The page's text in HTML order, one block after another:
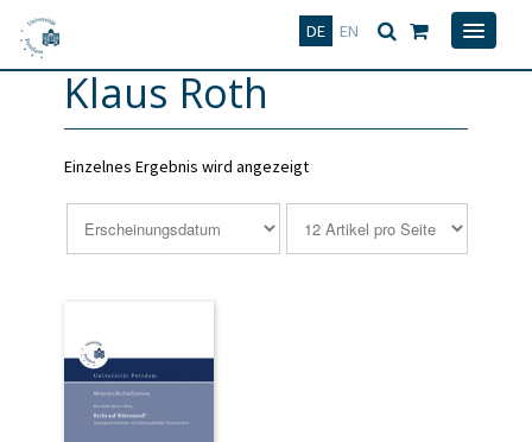
DE EN
Deutsch
Klaus Roth
Einzelnes Ergebnis wird angezeigt